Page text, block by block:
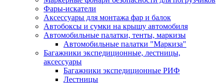
Фары-искатели
Аксессуары для монтажа фар и балок
Автобоксы и сумки на крышу автомобиля
Автомобильные палатки, тенты, маркизы
Автомобильные палатки "Маркиза"
Багажники экспедиционные, лестницы,
аксессуары
Багажники экспедиционные РИФ
Лестницы